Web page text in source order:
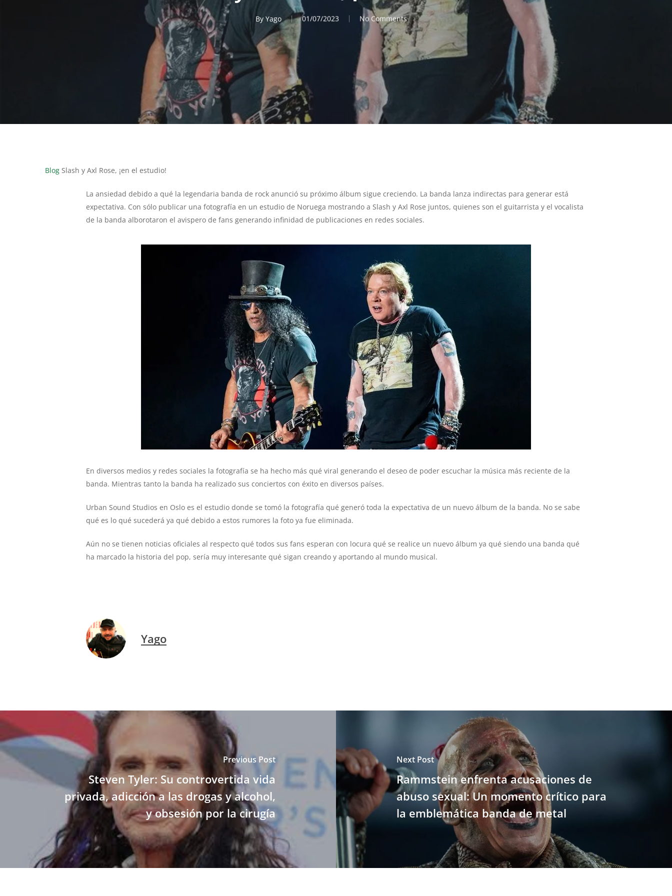
By Yago 01/07/2023 No Comments
Blog Slash y Axl Rose, ¡en el estudio!
La ansiedad debido a qué la legendaria banda de rock anunció su próximo álbum sigue creciendo. La banda lanza indirectas para generar está
expectativa. Con sólo publicar una fotografía en un estudio de Noruega mostrando a Slash y Axl Rose juntos, quienes son el guitarrista y el vocalista
de la banda alborotaron el avispero de fans generando infinidad de publicaciones en redes sociales.
En diversos medios y redes sociales la fotografía se ha hecho más qué viral generando el deseo de poder escuchar la música más reciente de la
banda. Mientras tanto la banda ha realizado sus conciertos con éxito en diversos países.
Urban Sound Studios en Oslo es el estudio donde se tomó la fotografía qué generó toda la expectativa de un nuevo álbum de la banda. No se sabe
qué es lo qué sucederá ya qué debido a estos rumores la foto ya fue eliminada.
Aún no se tienen noticias oficiales al respecto qué todos sus fans esperan con locura qué se realice un nuevo álbum ya qué siendo una banda qué
ha marcado la historia del pop, sería muy interesante qué sigan creando y aportando al mundo musical.
Yago
Previous Post
Steven Tyler: Su controvertida vida
privada, adicción a las drogas y alcohol,
y obsesión por la cirugía
Next Post
Rammstein enfrenta acusaciones de
abuso sexual: Un momento crítico para
la emblemática banda de metal